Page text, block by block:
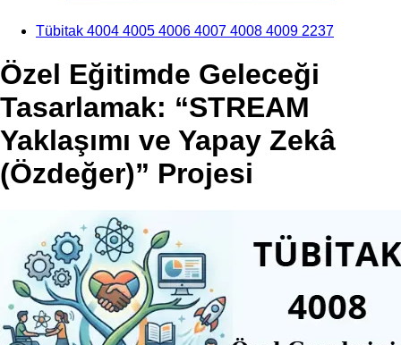
Tübitak 4004 4005 4006 4007 4008 4009 2237
Özel Eğitimde Geleceği
Tasarlamak: “STREAM
Yaklaşımı ve Yapay Zekâ
(Özdeğer)” Projesi